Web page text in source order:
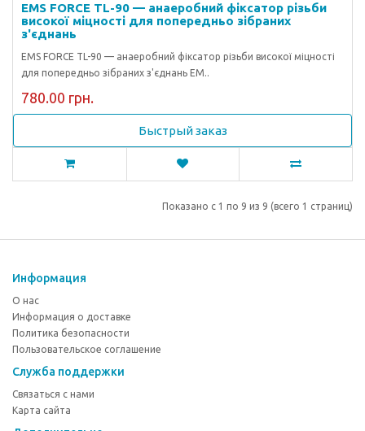
EMS FORCE TL-90 — анаеробний фіксатор різьби
високої міцності для попередньо зібраних
з'єднань
EMS FORCE TL-90 — анаеробний фіксатор різьби високої міцності
для попередньо зібраних з'єднань EM..
780.00 грн.
Быстрый заказ
Показано с 1 по 9 из 9 (всего 1 страниц)
Информация
О нас
Информация о доставке
Политика безопасности
Пользовательское соглашение
Служба поддержки
Связаться с нами
Карта сайта